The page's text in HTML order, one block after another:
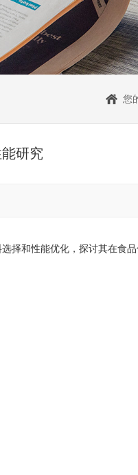
您
研究
择和性能优化，探讨其在食